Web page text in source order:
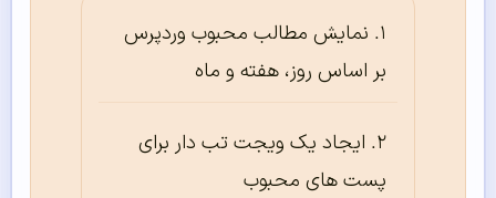
نمایش مطالب محبوب وردپرس
بر اساس روز، هفته و ماه
ایجاد یک ویجت تب دار برای
پست های محبوب